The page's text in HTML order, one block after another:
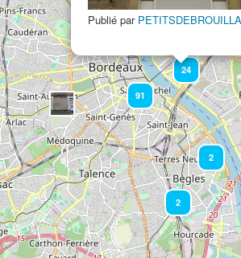
9
24
2
2
91
Publié par